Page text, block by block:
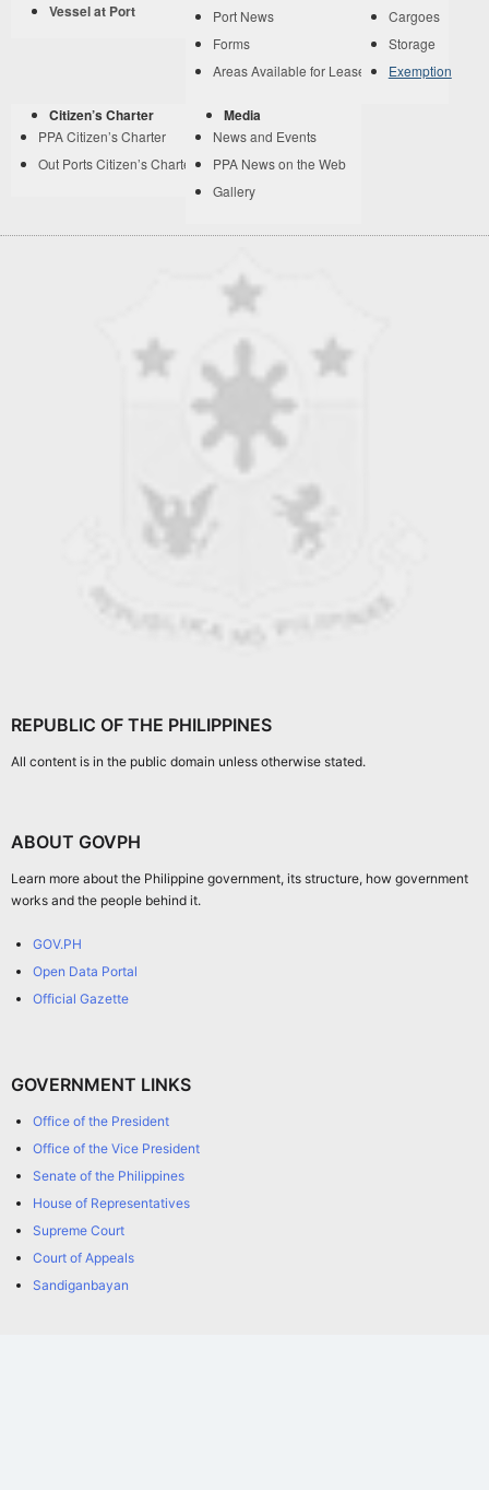
Vessel at Port
Port News
Forms
Areas Available for Lease
Cargoes
Storage
Exemption
Citizen’s Charter
PPA Citizen’s Charter
Out Ports Citizen’s Charter
Media
News and Events
PPA News on the Web
Gallery
REPUBLIC OF THE PHILIPPINES
All content is in the public domain unless otherwise stated.
ABOUT GOVPH
Learn more about the Philippine government, its structure, how government
works and the people behind it.
GOV.PH
Open Data Portal
Official Gazette
GOVERNMENT LINKS
Office of the President
Office of the Vice President
Senate of the Philippines
House of Representatives
Supreme Court
Court of Appeals
Sandiganbayan